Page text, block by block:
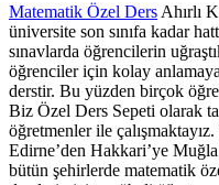
Matematik Özel Ders Ahırlı
üniversite son sınıfa kadar
sınavlarda öğrencilerin
öğrenciler için kolay
derstir. Bu yüzden birçok
Biz Özel Ders Sepeti olarak
öğretmenler ile
Edirne’den Hakkari’ye
bütün şehirlerde matematik